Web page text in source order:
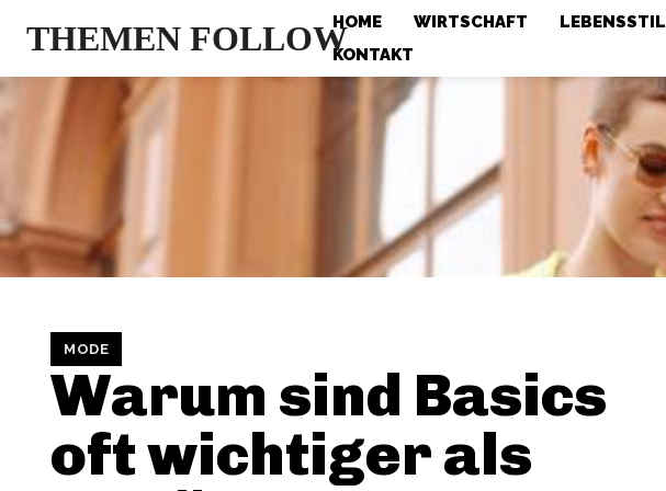
THEMEN FOLLOWHOME WIRTSCHAFT LEBENSSTIL
KONTAKT
MODE
Warum sind Basics
oft wichtiger als